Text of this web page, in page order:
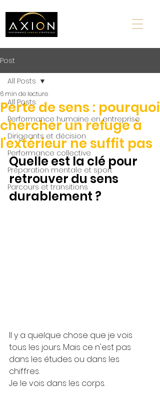
Post
All Posts
Performance humaine en entreprise
Dirigeants et décision
Performance collective
Préparation mentale et sport
Parcours et transitions
All Posts
Perte de sens : pourquoi
chercher un refuge à
l'extérieur ne suffit pas
6 min de lecture
Quelle est la clé pour
retrouver du sens
durablement ?
Il y a quelque chose que je vois
tous les jours. Mais ce n'est pas
dans les études ou dans les
chiffres.
Je le vois dans les corps.